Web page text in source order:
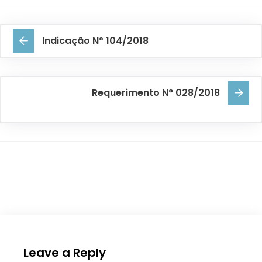
Indicação Nº 104/2018
Requerimento N° 028/2018
Leave a Reply